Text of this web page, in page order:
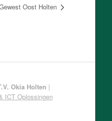
Oost Holten
Okia Holten |
ICT Oplossingen